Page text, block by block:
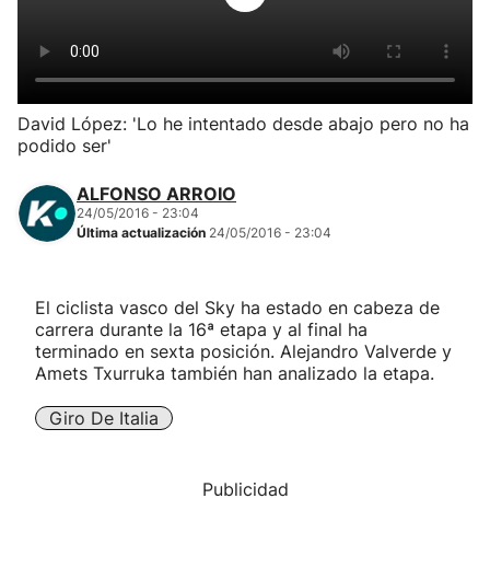
Kirolak 360
Atletismo
Más deportes
David López: 'Lo he intentado desde abajo pero no ha
podido ser'
ALFONSO ARROIO
24/05/2016 - 23:04
Última actualización 24/05/2016 - 23:04
El ciclista vasco del Sky ha estado en cabeza de
carrera durante la 16ª etapa y al final ha
terminado en sexta posición. Alejandro Valverde y
Amets Txurruka también han analizado la etapa.
Giro De Italia
Publicidad